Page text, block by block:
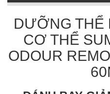
DƯỠNG THỂ
CƠ THỂ
ODOUR